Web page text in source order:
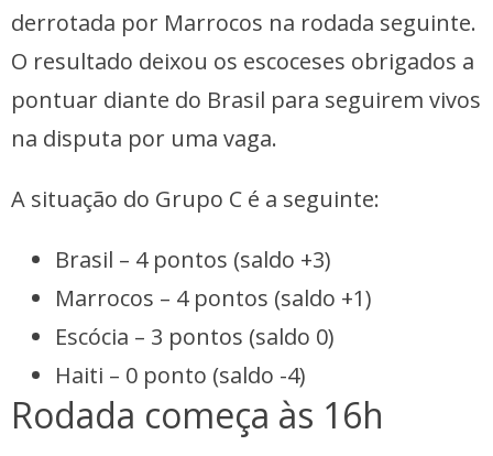
derrotada por Marrocos na rodada seguinte.
O resultado deixou os escoceses obrigados a
pontuar diante do Brasil para seguirem vivos
na disputa por uma vaga.
A situação do Grupo C é a seguinte:
Brasil – 4 pontos (saldo +3)
Marrocos – 4 pontos (saldo +1)
Escócia – 3 pontos (saldo 0)
Haiti – 0 ponto (saldo -4)
Rodada começa às 16h